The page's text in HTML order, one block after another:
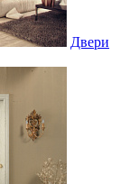
Двери